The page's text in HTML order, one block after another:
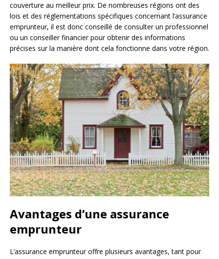
couverture au meilleur prix. De nombreuses régions ont des
lois et des réglementations spécifiques concernant l’assurance
emprunteur, il est donc conseillé de consulter un professionnel
ou un conseiller financier pour obtenir des informations
précises sur la manière dont cela fonctionne dans votre région.
Avantages d’une assurance
emprunteur
L’assurance emprunteur offre plusieurs avantages, tant pour